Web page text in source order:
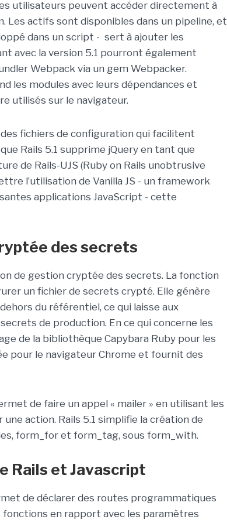
utilisateurs peuvent accéder directement à
Les actifs sont disponibles dans un pipeline, et
dans un script - sert à ajouter les
avec la version 5.1 pourront également
Webpack via un gem Webpacker.
les modules avec leurs dépendances et
utilisés sur le navigateur.
fichiers de configuration qui facilitent
Rails 5.1 supprime jQuery en tant que
de Rails-UJS (Ruby on Rails unobtrusive
l’utilisation de Vanilla JS - un framework
applications JavaScript - cette
des secrets
de gestion cryptée des secrets. La fonction
un fichier de secrets crypté. Elle génère
du référentiel, ce qui laisse aux
de production. En ce qui concerne les
de la bibliothèque Capybara Ruby pour les
pour le navigateur Chrome et fournit des
de faire un appel « mailer » en utilisant les
action. Rails 5.1 simplifie la création de
form_for et form_tag, sous form_with.
Rails et Javascript
de déclarer des routes programmatiques
en rapport avec les paramètres